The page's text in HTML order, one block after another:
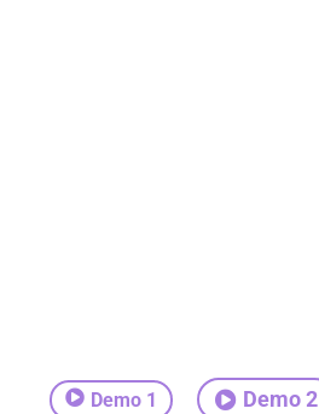
Demo 1 Demo 2